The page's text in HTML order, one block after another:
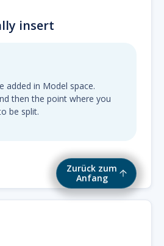
Zurück zum
Anfang
insert
added in Model space.
then the point where you
be split.